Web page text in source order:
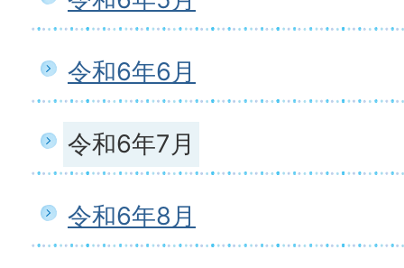
令和6年6月
令和6年7月
令和6年8月